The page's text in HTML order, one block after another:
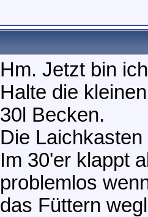
Hm. Jetzt bin
Halte die
30l Becken.
Die
Im 30'er klappt
problemlos
das Füttern